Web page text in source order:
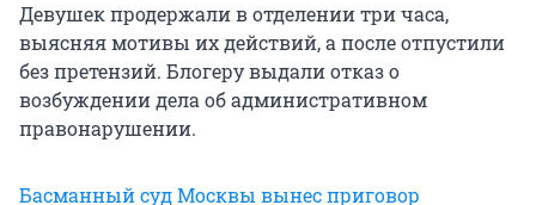
Девушек продержали в отделении три часа,
выясняя мотивы их действий, а после отпустили
без претензий. Блогеру выдали отказ о
возбуждении дела об административном
правонарушении.
Басманный суд Москвы вынес приговор